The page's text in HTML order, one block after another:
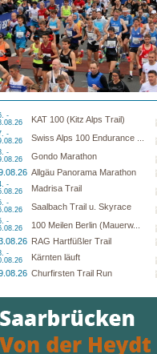
-
KAT 100 (Kitz Alps Trail)
-
Swiss Alps 100 Endurance ...
-
Gondo Marathon
Allgäu Panorama Marathon
-
Madrisa Trail
-
Saalbach Trail u. Skyrace
-
100 Meilen Berlin (Mauerw...
RAG Hartfüßler Trail
-
Kärnten läuft
Churfirsten Trail Run